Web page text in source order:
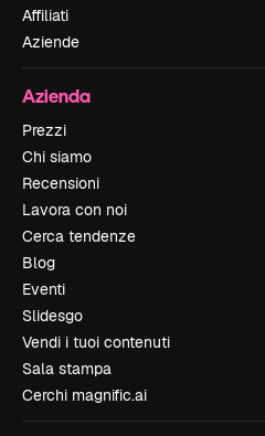
Affiliati
Aziende
Azienda
Prezzi
Chi siamo
Recensioni
Lavora con noi
Cerca tendenze
Blog
Eventi
Slidesgo
Vendi i tuoi contenuti
Sala stampa
Cerchi magnific.ai